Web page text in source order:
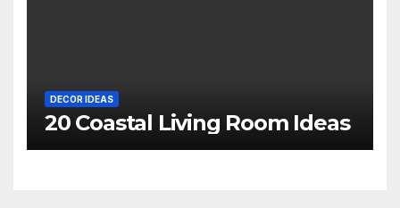
DECOR IDEAS
20 Coastal Living Room Ideas